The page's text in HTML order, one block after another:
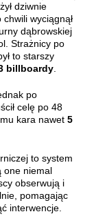
dziwnie
wyciągnął
dąbrowskiej
Strażnicy po
to starszy
billboardy
po
celę po 48
kara nawet 5
to system
one niemal
obserwują i
pomagając
interwencje.